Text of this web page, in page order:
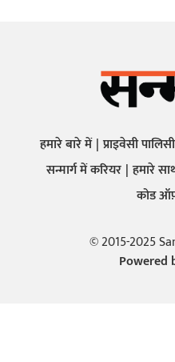
हमारे बारे में प्राइवेसी पालिसी
सन्मार्ग में करियर हमारे
कोड
© 2015-2025
Powered